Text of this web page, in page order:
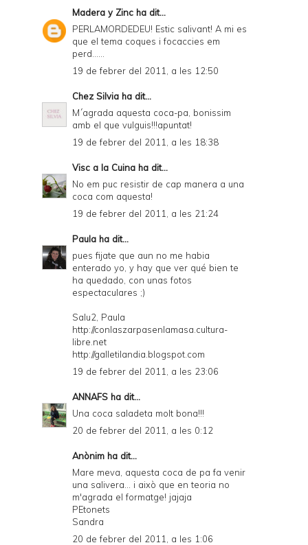
Madera y Zinc ha dit...
PERLAMORDEDEU! Estic salivant! A mi es
que el tema coques i focaccies em
perd......
19 de febrer del 2011, a les 12:50
Chez Silvia ha dit...
M´agrada aquesta coca-pa, bonissim
amb el que vulguis!!!apuntat!
19 de febrer del 2011, a les 18:38
Visc a la Cuina ha dit...
No em puc resistir de cap manera a una
coca com aquesta!
19 de febrer del 2011, a les 21:24
Paula ha dit...
pues fijate que aun no me habia
enterado yo, y hay que ver qué bien te
ha quedado, con unas fotos
espectaculares ;)
Salu2, Paula
http://conlaszarpasenlamasa.cultura-
libre.net
http://galletilandia.blogspot.com
19 de febrer del 2011, a les 23:06
ANNAFS ha dit...
Una coca saladeta molt bona!!!
20 de febrer del 2011, a les 0:12
Anònim ha dit...
Mare meva, aquesta coca de pa fa venir
una salivera... i això que en teoria no
m'agrada el formatge! jajaja
PEtonets
Sandra
20 de febrer del 2011, a les 1:06